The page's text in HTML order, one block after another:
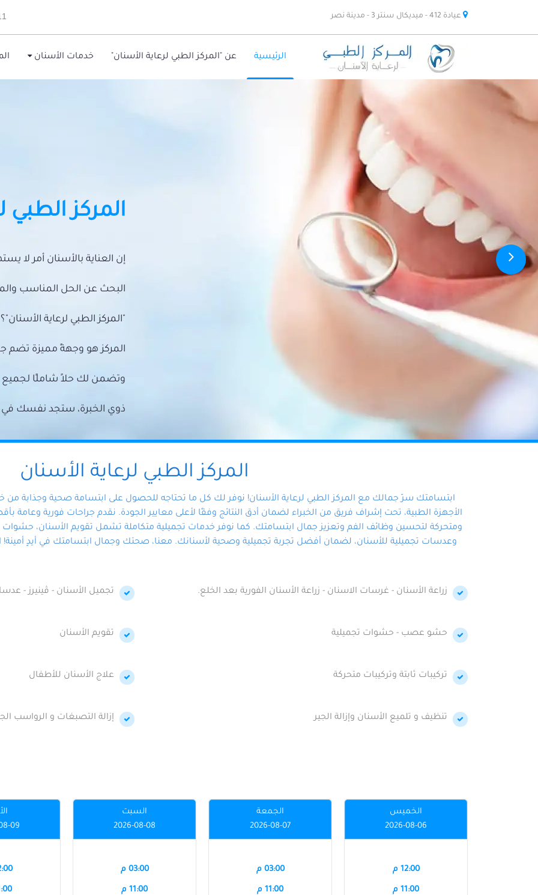
عيادة 412 - ميديكال سنتر 3 - مدينة نصر
الرئيسية عن "المركز الطبي لرعاية الأسنان" خدمات الأسنان
المركز الطبي
إن العناية بالأسنان أمر لا
البحث عن الحل المناسب
"المركز الطبي لرعاية الأسنان"؟
المركز هو وجهةً مميزة تضم
وتضمن لك حلاً شاملًا
ذوي الخبرة، ستجد نفسك في
المركز الطبي لرعاية الأسنان
ابتسامتك سرّ جمالك مع المركز الطبي لرعاية الأسنان! نوفر لك كل ما تحتاجه للحصول على ابتسامة صحية وجذابة
الأجهزة الطبية، تحت إشراف فريق من الخبراء لضمان أدق النتائج وفقًا لأعلى معايير الجودة. نقدم جراحات فورية وعامة
ومتحركة لتحسين وظائف الفم وتعزيز جمال ابتسامتك. كما نوفر خدمات تجميلية متكاملة تشمل تقويم الأسنان، حشوات
وعدسات تجميلية للأسنان، لضمان أفضل تجربة تجميلية وصحية لأسنانك. معنا، صحتك وجمال ابتسامتك في أيدٍ أمينة!
زراعة الأسنان - غرسات الاسنان - زراعة الأسنان الفورية بعد الخلع. تجميل الأسنان - ڤينيرز -
حشو عصب - حشوات تجميلية تقويم الأسنان
تركيبات ثابتة وتركيبات متحركة علاج الأسنان للأطفال
تنظيف و تلميع الأسنان وإزالة الجير إزالة التصبغات و الرواسب
الخميس
2026-08-06
12:00 م
11:00 م
الجمعة
2026-08-07
03:00 م
11:00 م
السبت
2026-08-08
03:00 م
11:00 م
09